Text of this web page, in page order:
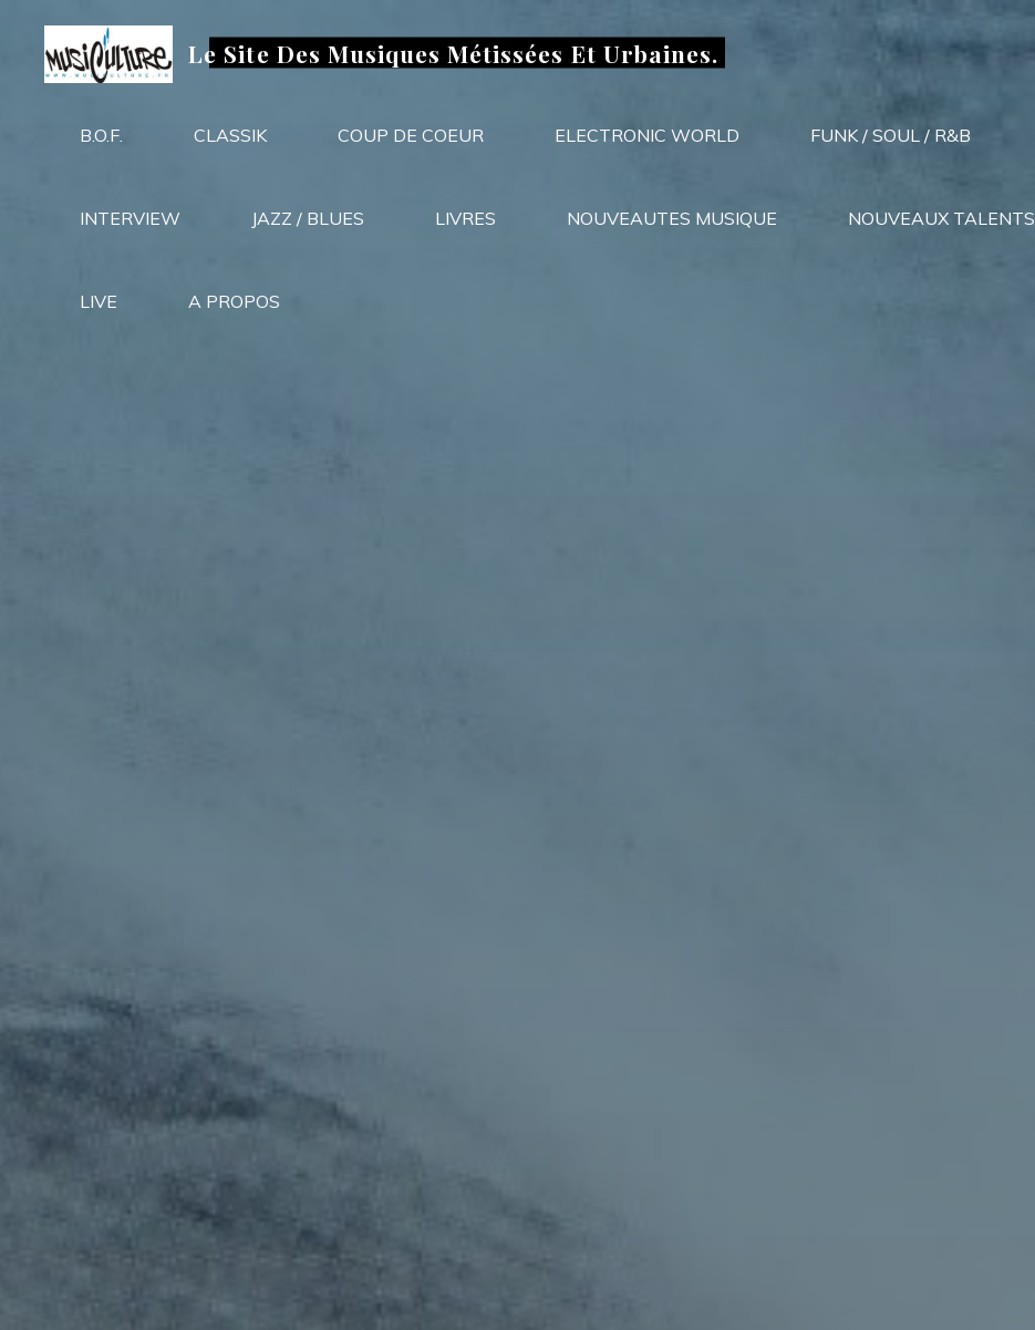
contenu
Le Site Des Musiques Métissées Et Urbaines.
B.O.F. CLASSIK COUP DE COEUR ELECTRONIC WORLD FUNK / SOUL / R&B
INTERVIEW JAZZ / BLUES LIVRES NOUVEAUTES MUSIQUE NOUVEAUX TALENTS
LIVE A PROPOS